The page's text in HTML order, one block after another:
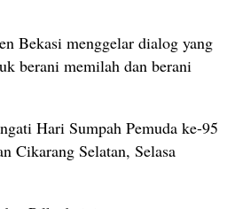
Bekasi menggelar dialog yang
berani memilah dan berani
Hari Sumpah Pemuda ke-95
Cikarang Selatan, Selasa